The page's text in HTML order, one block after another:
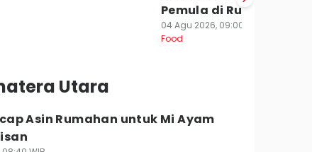
Pemula di Rumah
04 Agu 2026, 09:00 WIB
Food
Utara
Asin Rumahan untuk Mi Ayam